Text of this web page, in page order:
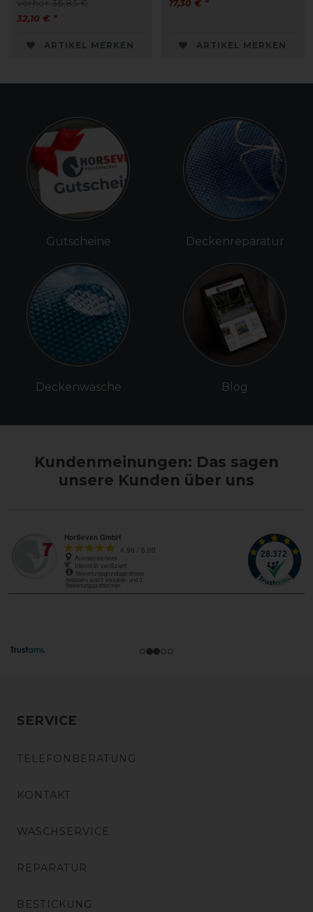
vorher 36,85 €
32,10 € *
ARTIKEL MERKEN
17,30 € *
ARTIKEL MERKEN
Gutscheine
Deckenwäsche
Deckenreparatur
Blog
Kundenmeinungen: Das sagen
unsere Kunden über uns
SERVICE
TELEFONBERATUNG
KONTAKT
WASCHSERVICE
REPARATUR
BESTICKUNG